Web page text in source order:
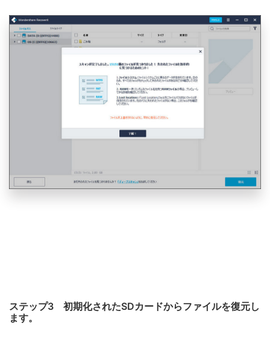
ステップ3 初期化されたSDカードからファイルを復元し
ます。